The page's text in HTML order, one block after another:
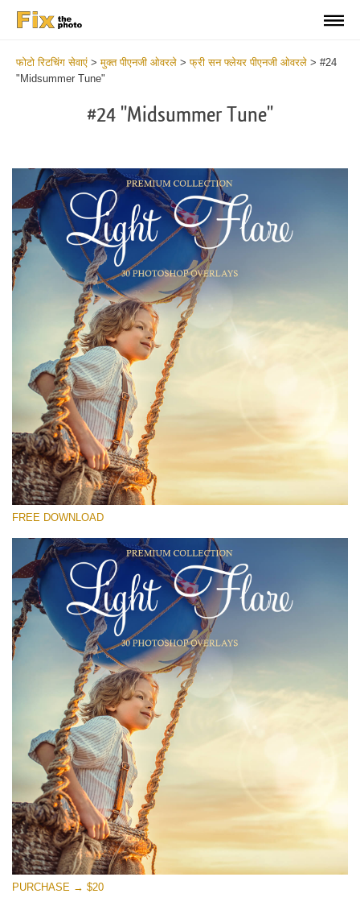
फोटो रिटचिंग सेवाएं >मुक्त पीएनजी ओवरले >फ्री सन फ्लेयर पीएनजी ओवरले > #24
"Midsummer Tune"
#24 "Midsummer Tune"
कृपया चुने
Free Photoshop Overlay #24
Small 800*533px
Light Flare
(30 Overlays)
Sunlight Collection
(290 Overlays)
Large 6000*4000px
Entire Collection
(1783 Overlays)
Large 6000*4000px
मुफ्त डाउनलोड
FREE DOWNLOAD
PURCHASE → $20